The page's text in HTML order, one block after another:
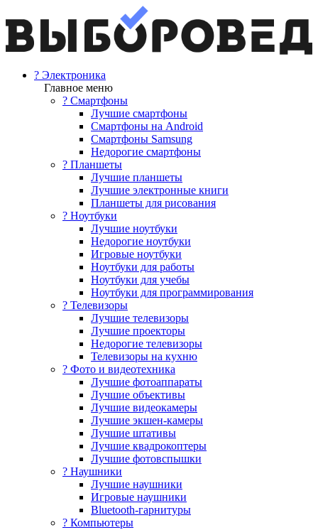
? Электроника
Главное меню
? Смартфоны
Лучшие смартфоны
Смартфоны на Android
Смартфоны Samsung
Недорогие смартфоны
? Планшеты
Лучшие планшеты
Лучшие электронные книги
Планшеты для рисования
? Ноутбуки
Лучшие ноутбуки
Недорогие ноутбуки
Игровые ноутбуки
Ноутбуки для работы
Ноутбуки для учебы
Ноутбуки для программирования
? Телевизоры
Лучшие телевизоры
Лучшие проекторы
Недорогие телевизоры
Телевизоры на кухню
? Фото и видеотехника
Лучшие фотоаппараты
Лучшие объективы
Лучшие видеокамеры
Лучшие экшен-камеры
Лучшие штативы
Лучшие квадрокоптеры
Лучшие фотовспышки
? Наушники
Лучшие наушники
Игровые наушники
Bluetooth-гарнитуры
?️ Компьютеры